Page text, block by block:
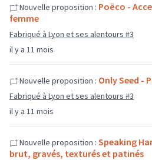
il y a 11 mois
Nouvelle proposition : Poëco -
femme
Fabriqué à Lyon et ses alentours #3
il y a 11 mois
Nouvelle proposition : Only Seed -
Fabriqué à Lyon et ses alentours #3
Nouvelle proposition : Speaking
brut, gravés, texturés et patinés